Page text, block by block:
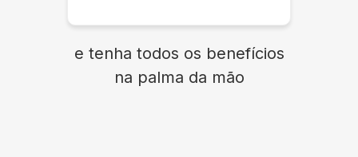
e tenha todos os benefícios
na palma da mão